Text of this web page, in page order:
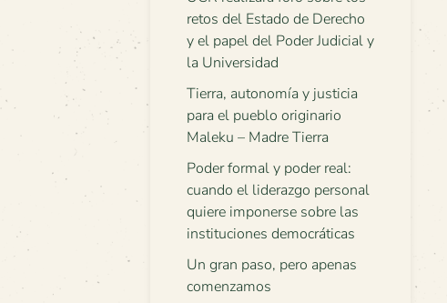
retos del Estado de Derecho
y el papel del Poder Judicial y
la Universidad
Tierra, autonomía y justicia
para el pueblo originario
Maleku – Madre Tierra
Poder formal y poder real:
cuando el liderazgo personal
quiere imponerse sobre las
instituciones democráticas
Un gran paso, pero apenas
comenzamos